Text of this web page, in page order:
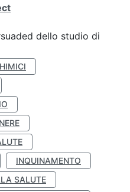
dello studio di
INQUINAMENTO
SALUTE